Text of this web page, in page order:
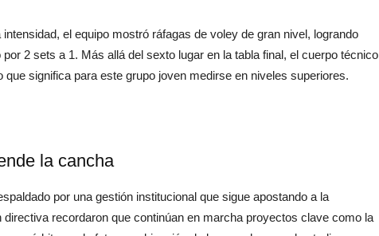
el equipo mostró ráfagas de voley de gran nivel, logrando
2 sets a 1. Más allá del sexto lugar en la tabla final, el cuerpo técnico
que significa para este grupo joven medirse en niveles superiores.
la cancha
por una gestión institucional que sigue apostando a la
recordaron que continúan en marcha proyectos clave como la